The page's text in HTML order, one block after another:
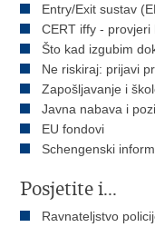
Entry/Exit sustav
CERT iffy -
Što kad izgubim
Ne riskiraj: prijavi
Zapošljavanje i
Javna nabava i
EU fondovi
Schengenski
Posjetite i...
Ravnateljstvo